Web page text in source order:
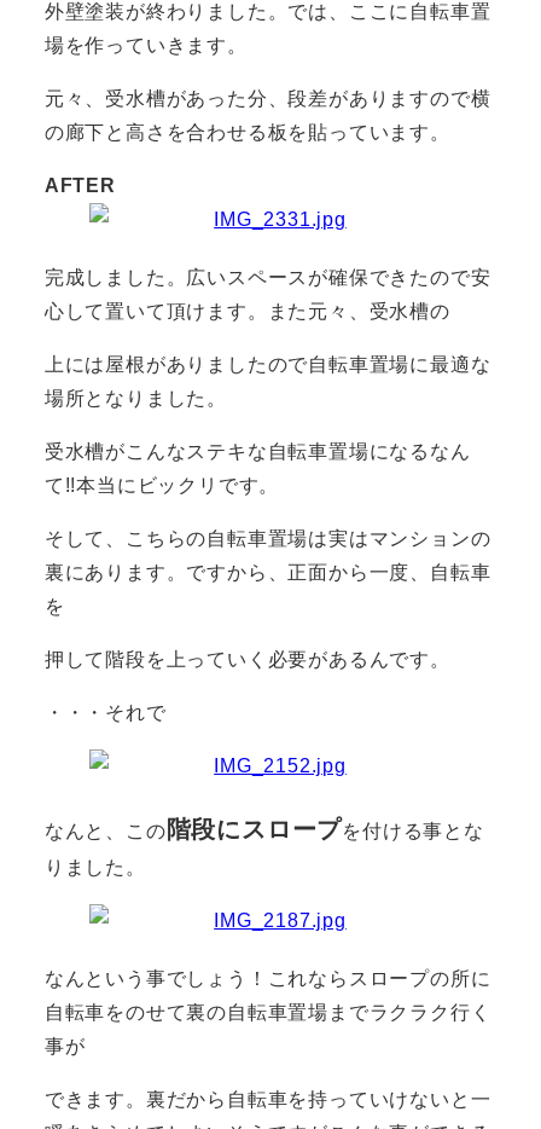
外壁塗装が終わりました。では、ここに自転車置
場を作っていきます。
元々、受水槽があった分、段差がありますので横
の廊下と高さを合わせる板を貼っています。
AFTER
完成しました。広いスペースが確保できたので安
心して置いて頂けます。また元々、受水槽の
上には屋根がありましたので自転車置場に最適な
場所となりました。
受水槽がこんなステキな自転車置場になるなん
て!!本当にビックリです。
そして、こちらの自転車置場は実はマンションの
裏にあります。ですから、正面から一度、自転車
を
押して階段を上っていく必要があるんです。
・・・それで
なんと、この 階段にスロープを付ける事とな
りました。
なんという事でしょう！これならスロープの所に
自転車をのせて裏の自転車置場までラクラク行く
事が
できます。裏だから自転車を持っていけないと一